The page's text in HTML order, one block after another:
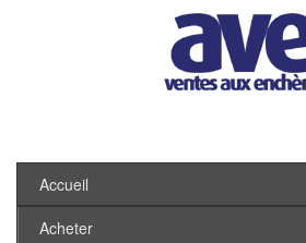
Accueil
Acheter